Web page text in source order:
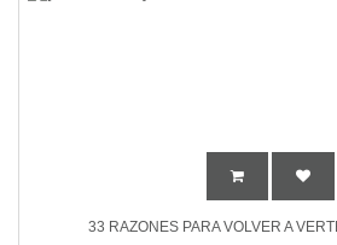
33 RAZONES PARA VOLVER A